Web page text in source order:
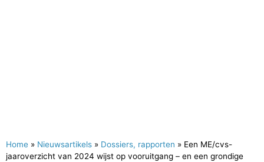
Home » Nieuwsartikels » Dossiers, rapporten » Een ME/cvs-
jaaroverzicht van 2024 wijst op vooruitgang – en een grondige